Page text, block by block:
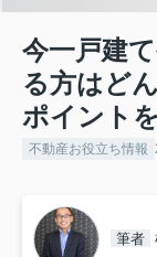
今一戸建
る方はど
ポイント
不動産お役立ち情報
筆者